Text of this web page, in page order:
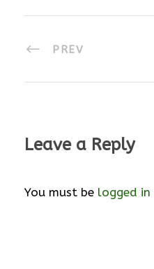
PREV
Leave a Reply
You must be logged in